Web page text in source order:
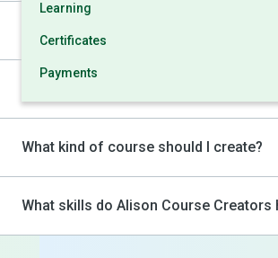
Learning
Certificates
Payments
Orders
Affiliate Programme
Refer-A-Friend Programme
What kind of course should I create?
What skills do Alison Course Creators